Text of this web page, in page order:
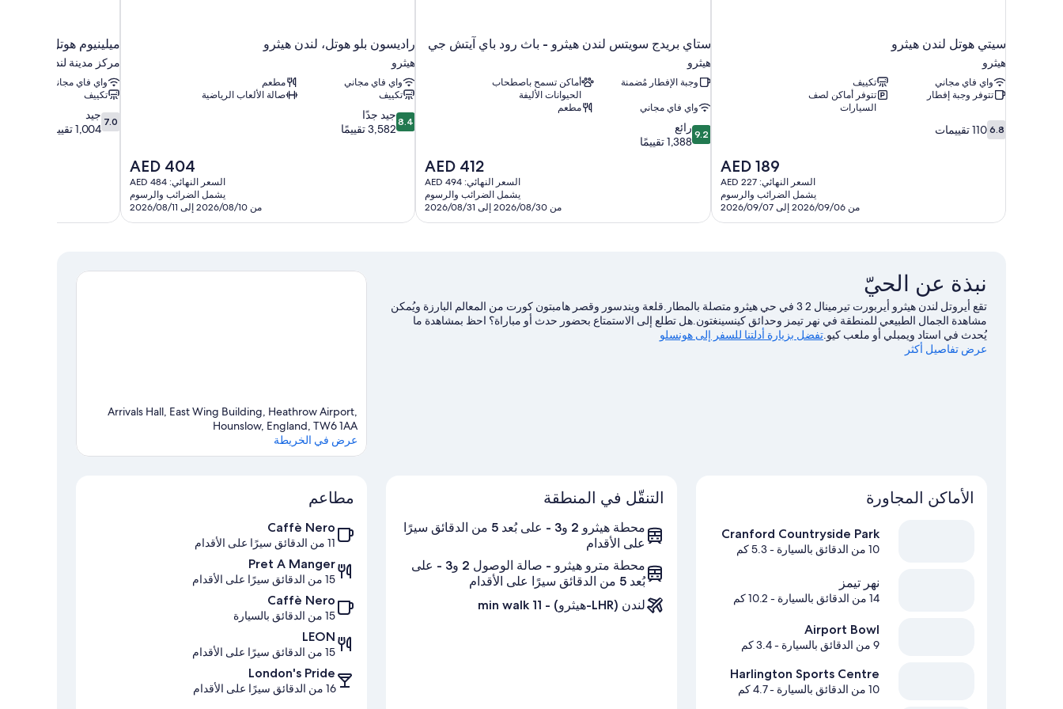
سيتي هوتل لندن هيثرو
هيثرو
واي فاي مجاني
تكييف
تتوفر وجبة إفطار
تتوفر أماكن لصف
السيارات
6.8
من
6.8 110 تقييمات
السعر
الحالي
هو
AED
189
AED 189
السعر النهائي: AED 227
يشمل الضرائب والرسوم
من 2026/09/06 إلى 2026/09/07
ستاي بريدج سويتس لندن هيثرو - باث رود باي آيتش جي
هيثرو
وجبة الإفطار مُضمنة
أماكن تسمح باصطحاب
الحيوانات الأليفة
واي فاي مجاني
مطعم
9.2
من
9.2 رائع
1,388 تقييمًا
السعر
الحالي
هو
AED
412
AED 412
السعر النهائي: AED 494
يشمل الضرائب والرسوم
من 2026/08/30 إلى 2026/08/31
راديسون بلو هوتل، لندن هيثرو
هيثرو
واي فاي مجاني
مطعم
تكييف
صالة الألعاب الرياضية
8.4
من
8.4جيد جدًا
3,582 تقييمًا
السعر
الحالي
هو
AED
404
AED 404
السعر النهائي: AED 484
يشمل الضرائب والرسوم
من 2026/08/10 إلى 2026/08/11
ميلينيوم هوتل لندن
مركز مدينة لندن
واي فاي مجاني
تكييف
7.0
من
7.0 جيد
1,004 تقييمات
نبذة عن الحيّ
تقع أيروتل لندن هيثرو أيربورت تيرمينال 2 3 في حي هيثرو متصلة بالمطار.قلعة ويندسور وقصر هامبتون كورت من المعالم البارزة ويُمكن
مشاهدة الجمال الطبيعي للمنطقة في نهر تيمز وحدائق كينسينغتون.هل تطلع إلى الاستمتاع بحضور حدث أو مباراة؟ احظ بمشاهدة ما
يُحدث في استاد ويمبلي أو ملعب كيو.تفضل بزيارة أدلتنا للسفر إلى هونسلو
عرض تفاصيل أكثر
Arrivals Hall, East Wing Building, Heathrow Airport,
Hounslow, England, TW6 1AA
عرض في الخريطة
الأماكن المجاورة
Cranford Countryside Park
10 من الدقائق بالسيارة - 5.3 كم
نهر تيمز
14 من الدقائق بالسيارة - 10.2 كم
Airport Bowl
9 من الدقائق بالسيارة - 3.4 كم
Harlington Sports Centre
10 من الدقائق بالسيارة - 4.7 كم
التنقّل في المنطقة
محطة هيثرو 2 و3 - على بُعد 5 من الدقائق سيرًا
على الأقدام
محطة مترو هيثرو - صالة الوصول 2 و3 - على
بُعد 5 من الدقائق سيرًا على الأقدام
لندن (LHR-هيثرو) - 11 min walk
مطاعم
Caffè Nero
11 من الدقائق سيرًا على الأقدام
Pret A Manger
15 من الدقائق سيرًا على الأقدام
Caffè Nero
15 من الدقائق بالسيارة
LEON
15 من الدقائق سيرًا على الأقدام
London's Pride
16 من الدقائق سيرًا على الأقدام